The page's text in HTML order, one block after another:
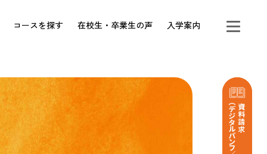
コースを探す 在校生・卒業生の声 入学案内